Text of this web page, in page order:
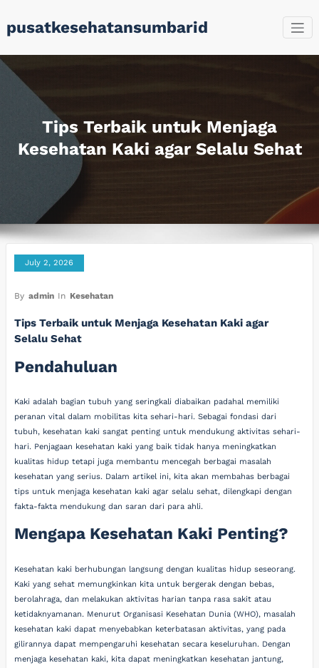
to
content
pusatkesehatansumbarid
Tips Terbaik untuk Menjaga
Kesehatan Kaki agar Selalu Sehat
July 2, 2026
By admin In Kesehatan
Tips Terbaik untuk Menjaga Kesehatan Kaki agar
Selalu Sehat
Pendahuluan
Kaki adalah bagian tubuh yang seringkali diabaikan padahal memiliki
peranan vital dalam mobilitas kita sehari-hari. Sebagai fondasi dari
tubuh, kesehatan kaki sangat penting untuk mendukung aktivitas sehari-
hari. Penjagaan kesehatan kaki yang baik tidak hanya meningkatkan
kualitas hidup tetapi juga membantu mencegah berbagai masalah
kesehatan yang serius. Dalam artikel ini, kita akan membahas berbagai
tips untuk menjaga kesehatan kaki agar selalu sehat, dilengkapi dengan
fakta-fakta mendukung dan saran dari para ahli.
Mengapa Kesehatan Kaki Penting?
Kesehatan kaki berhubungan langsung dengan kualitas hidup seseorang.
Kaki yang sehat memungkinkan kita untuk bergerak dengan bebas,
berolahraga, dan melakukan aktivitas harian tanpa rasa sakit atau
ketidaknyamanan. Menurut Organisasi Kesehatan Dunia (WHO), masalah
kesehatan kaki dapat menyebabkan keterbatasan aktivitas, yang pada
gilirannya dapat mempengaruhi kesehatan secara keseluruhan. Dengan
menjaga kesehatan kaki, kita dapat meningkatkan kesehatan jantung,